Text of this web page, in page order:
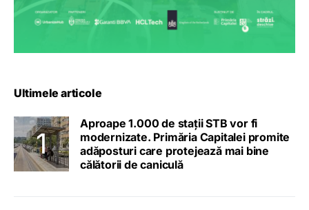
Ultimele articole
Aproape 1.000 de stații STB vor fi
modernizate. Primăria Capitalei promite
adăposturi care protejează mai bine
călătorii de caniculă